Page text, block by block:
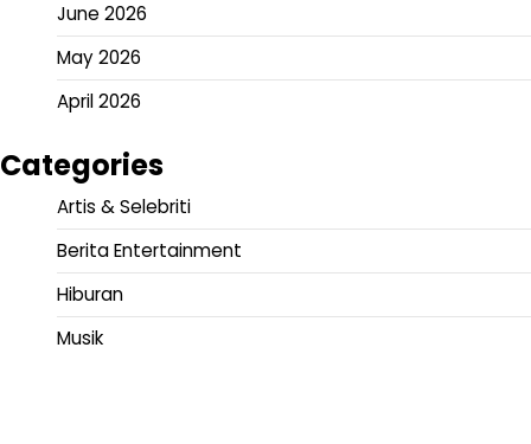
June 2026
May 2026
April 2026
Categories
Artis & Selebriti
Berita Entertainment
Hiburan
Musik